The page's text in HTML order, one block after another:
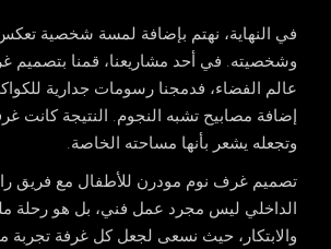
في النهاية، نهتم بإضافة لمسة شخصية
وشخصيته. في أحد مشاريعنا، قمنا
عالم الفضاء، فدمجنا رسومات جدارية
إضافة مصابيح تشبه النجوم. النتيجة كانت
وتجعله يشعر بأنها مساحته الخاصة.
تصميم غرف نوم مودرن للأطفال مع فريق
الداخلي ليس مجرد عمل فني، بل هو رحلة
والابتكار، حيث نسعى لجعل كل غرفة تجربة